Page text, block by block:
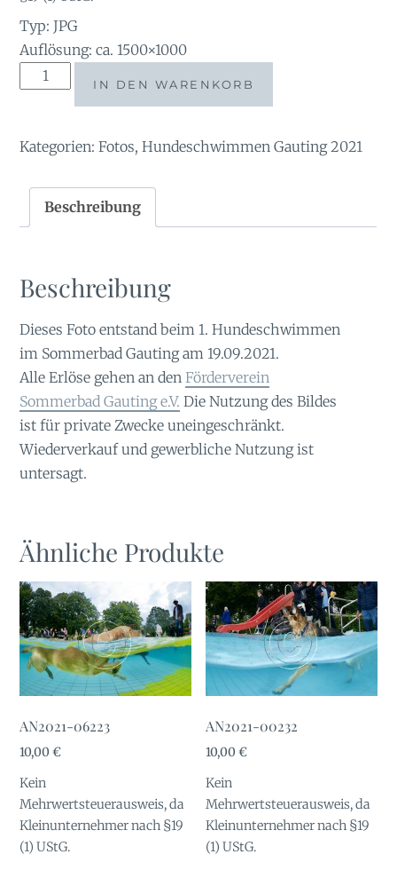
Typ: JPG
Auflösung: ca. 1500×1000
AL2021-
IN DEN WARENKORB
Kategorien:Fotos,Hundeschwimmen Gauting 2021
Beschreibung
Beschreibung
Dieses Foto entstand beim 1. Hundeschwimmen
im Sommerbad Gauting am 19.09.2021.
Alle Erlöse gehen an denFörderverein
Sommerbad Gauting e.V. Die Nutzung des Bildes
ist für private Zwecke uneingeschränkt.
Wiederverkauf und gewerbliche Nutzung ist
untersagt.
Ähnliche Produkte
AN2021-06223
10,00€
Kein
Mehrwertsteuerausweis, da
Kleinunternehmer nach §19
(1) UStG.
AN2021-00232
10,00€
Kein
Mehrwertsteuerausweis, da
Kleinunternehmer nach §19
(1) UStG.